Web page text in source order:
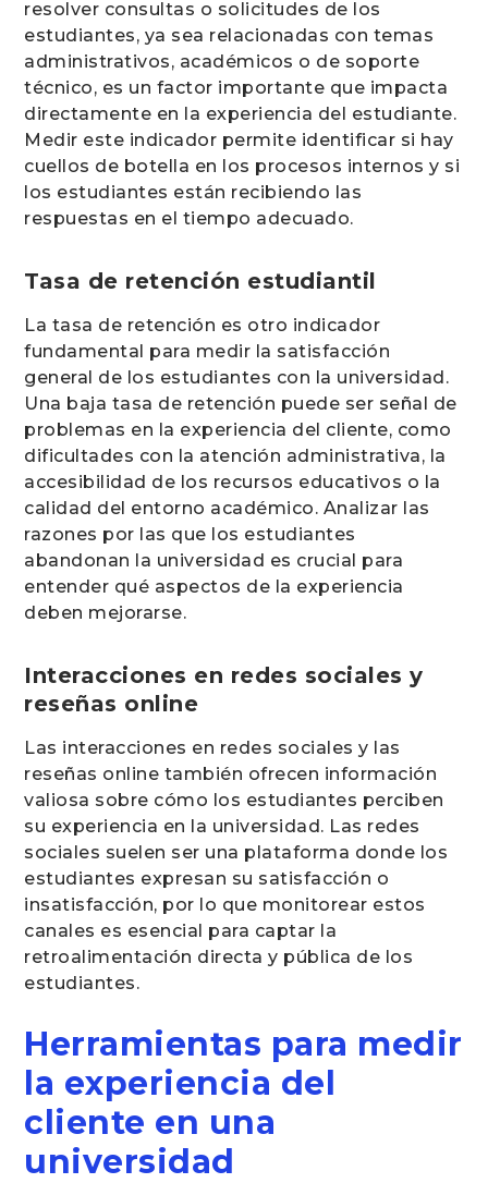
resolver consultas o solicitudes de los
estudiantes, ya sea relacionadas con temas
administrativos, académicos o de soporte
técnico, es un factor importante que impacta
directamente en la experiencia del estudiante.
Medir este indicador permite identificar si hay
cuellos de botella en los procesos internos y si
los estudiantes están recibiendo las
respuestas en el tiempo adecuado.
Tasa de retención estudiantil
La tasa de retención es otro indicador
fundamental para medir la satisfacción
general de los estudiantes con la universidad.
Una baja tasa de retención puede ser señal de
problemas en la experiencia del cliente, como
dificultades con la atención administrativa, la
accesibilidad de los recursos educativos o la
calidad del entorno académico. Analizar las
razones por las que los estudiantes
abandonan la universidad es crucial para
entender qué aspectos de la experiencia
deben mejorarse.
Interacciones en redes sociales y
reseñas online
Las interacciones en redes sociales y las
reseñas online también ofrecen información
valiosa sobre cómo los estudiantes perciben
su experiencia en la universidad. Las redes
sociales suelen ser una plataforma donde los
estudiantes expresan su satisfacción o
insatisfacción, por lo que monitorear estos
canales es esencial para captar la
retroalimentación directa y pública de los
estudiantes.
Herramientas para medir
la experiencia del
cliente en una
universidad